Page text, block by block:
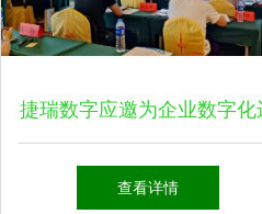
捷瑞数字应邀为企业数字化
营及智能工厂建设高级研修
查看详情